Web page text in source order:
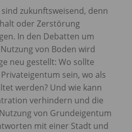
zukunftsweisend, denn
oder Zerstörung
In den Debatten um
von Boden wird
neu gestellt: Wo sollte
sein, wo als
werden? Und wie kann
verhindern und die
von Grundeigentum
mit einer Stadt und